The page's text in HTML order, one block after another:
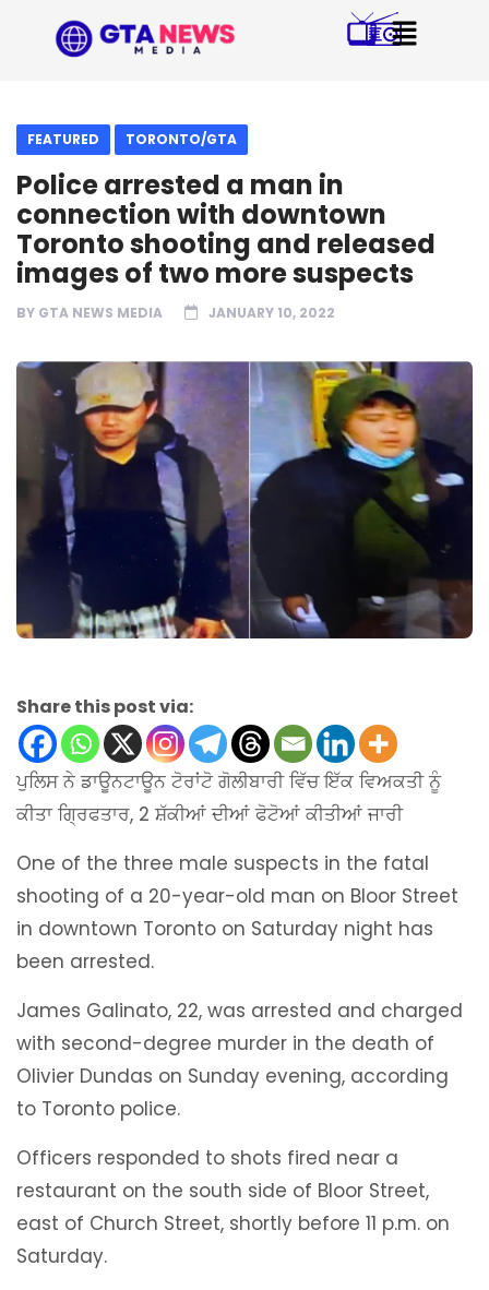
FEATURED TORONTO/GTA
Police arrested a man in
connection with downtown
Toronto shooting and released
images of two more suspects
BY GTA NEWS MEDIA JANUARY 10, 2022
Share this post via:
ਪੁਲਿਸ ਨੇ ਡਾਊਨਟਾਊਨ ਟੋਰਾਂਟੋ ਗੋਲੀਬਾਰੀ ਵਿੱਚ ਇੱਕ ਵਿਅਕਤੀ ਨੂੰ
ਕੀਤਾ ਗ੍ਰਿਫਤਾਰ, 2 ਸ਼ੱਕੀਆਂ ਦੀਆਂ ਫੋਟੋਆਂ ਕੀਤੀਆਂ ਜਾਰੀ
One of the three male suspects in the fatal
shooting of a 20-year-old man on Bloor Street
in downtown Toronto on Saturday night has
been arrested.
James Galinato, 22, was arrested and charged
with second-degree murder in the death of
Olivier Dundas on Sunday evening, according
to Toronto police.
Officers responded to shots fired near a
restaurant on the south side of Bloor Street,
east of Church Street, shortly before 11 p.m. on
Saturday.